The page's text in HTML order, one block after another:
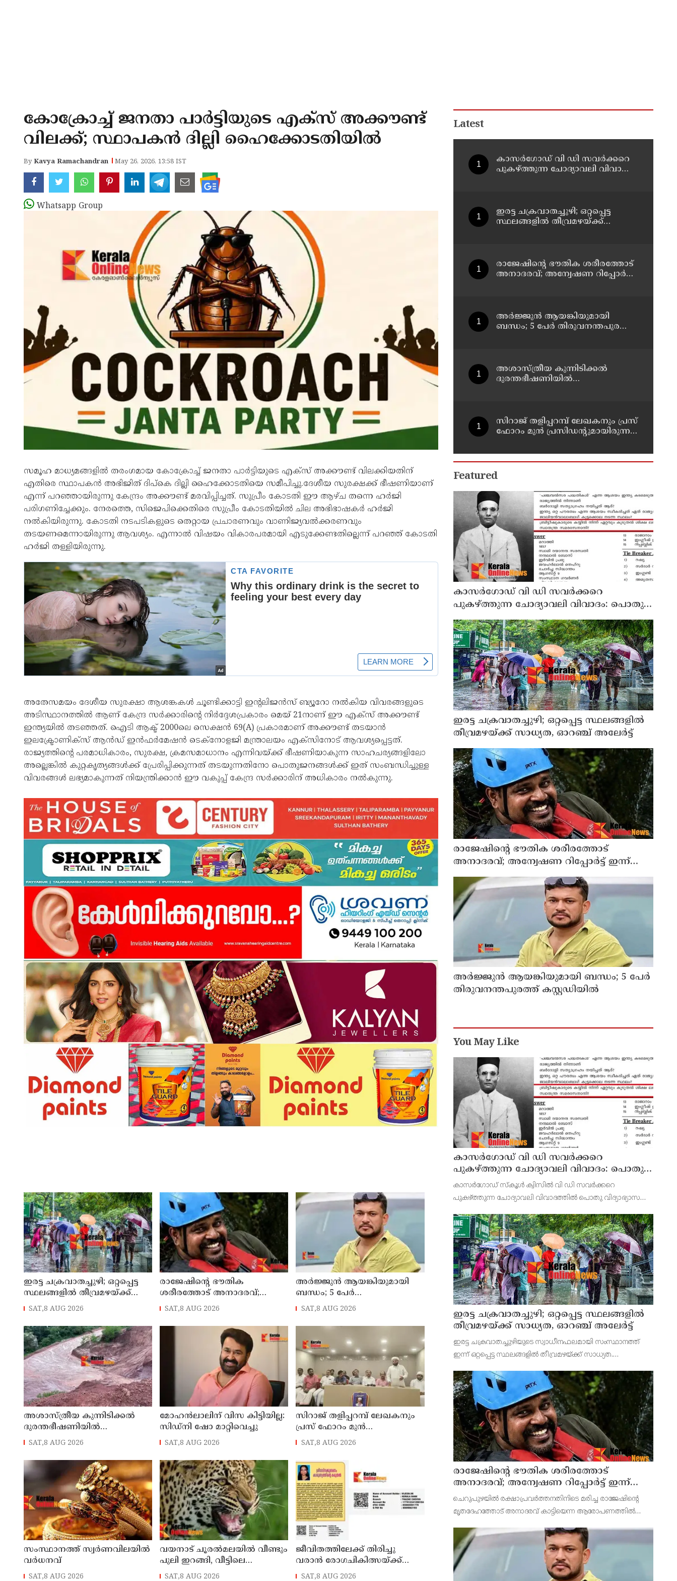
കോക്രോച്ച് ജനതാ പാർട്ടിയുടെ എക്സ് അക്കൗണ്ട്
വിലക്ക്; സ്ഥാപകൻ ദില്ലി ഹൈക്കോടതിയിൽ
ByKavya Ramachandran May 26, 2026, 13:58 IST
Whatsapp Group
സമൂഹ മാധ്യമങ്ങളിൽ തരംഗമായ കോക്രോച്ച് ജനതാ പാർട്ടിയുടെ എക്സ് അക്കൗണ്ട് വിലക്കിയതിന്
എതിരെ സ്ഥാപകൻ അഭിജിത് ദിപ്കെ ദില്ലി ഹൈക്കോടതിയെ സമീപിച്ചു.ദേശീയ സുരക്ഷക്ക് ഭീഷണിയാണ്
എന്ന് പറഞ്ഞായിരുന്നു കേന്ദ്രം അക്കൗണ്ട് മരവിപ്പിച്ചത്. സുപ്രീം കോടതി ഈ ആഴ്ച തന്നെ ഹർജി
പരിഗണിച്ചേക്കും. നേരത്തെ, സിജെപിക്കെതിരെ സുപ്രീം കോടതിയിൽ ചില അഭിഭാഷകർ ഹർജി
നൽകിയിരുന്നു. കോടതി നടപടികളുടെ തെറ്റായ പ്രചാരണവും വാണിജ്യവൽക്കരണവും
തടയണമെന്നായിരുന്നു ആവശ്യം. എന്നാൽ വിഷയം വികാരപരമായി എടുക്കേണ്ടതില്ലെന്ന് പറഞ്ഞ് കോടതി
ഹർജി തള്ളിയിരുന്നു.
അതേസമയം ദേശീയ സുരക്ഷാ ആശങ്കകൾ ചൂണ്ടിക്കാട്ടി ഇന്റലിജൻസ് ബ്യൂറോ നൽകിയ വിവരങ്ങളുടെ
അടിസ്ഥാനത്തിൽ ആണ് കേന്ദ്ര സർക്കാരിന്റെ നിർദ്ദേശപ്രകാരം മെയ് 21നാണ് ഈ എക്സ് അക്കൗണ്ട്
ഇന്ത്യയിൽ തടഞ്ഞത്. ഐടി ആക്ട് 2000ലെ സെക്ഷൻ 69(A) പ്രകാരമാണ് അക്കൗണ്ട് തടയാൻ
ഇലക്ട്രോണിക്സ് ആൻഡ് ഇൻഫർമേഷൻ ടെക്നോളജി മന്ത്രാലയം എക്സിനോട് ആവശ്യപ്പെട്ടത്.
രാജ്യത്തിന്റെ പരമാധികാരം, സുരക്ഷ, ക്രമസമാധാനം എന്നിവയ്ക്ക് ഭീഷണിയാകുന്ന സാഹചര്യങ്ങളിലോ
അല്ലെങ്കിൽ കുറ്റകൃത്യങ്ങൾക്ക് പ്രേരിപ്പിക്കുന്നത് തടയുന്നതിനോ പൊതുജനങ്ങൾക്ക് ഇത് സംബന്ധിച്ചുള്ള
വിവരങ്ങൾ ലഭ്യമാകുന്നത് നിയന്ത്രിക്കാൻ ഈ വകുപ്പ് കേന്ദ്ര സർക്കാരിന് അധികാരം നൽകുന്നു.
ഇരട്ട ചക്രവാതച്ചുഴി; ഒറ്റപ്പെട്ട
സ്ഥലങ്ങളില്‍ തീവ്രമഴയ്ക്ക്
സാധ്യത, ഓറഞ്ച് അലേർട്ട്
SAT,8 AUG 2026
രാജേഷിന്റെ ഭൗതിക
ശരീരത്തോട് അനാദരവ്;
അന്വേഷണ റിപ്പോര്‍ട്ട് ഇന്ന്
SAT,8 AUG 2026
അർജ്ജുൻ ആയങ്കിയുമായി
ബന്ധം; 5 പേർ
തിരുവനന്തപുരത്ത്
SAT,8 AUG 2026
അശാസ്ത്രീയ കുന്നിടിക്കൽ
ദുരന്തഭീഷണിയിൽ
കണ്ണാടിച്ചാലിലെ കുടുംബങ്ങൾ
SAT,8 AUG 2026
മോഹൻലാലിന് വിസ കിട്ടിയില്ല:
സിഡ്നി ഷോ മാറ്റിവെച്ചു
SAT,8 AUG 2026
സിറാജ് തളിപ്പറമ്പ് ലേഖകനും
പ്രസ് ഫോറം മുൻ
പ്രസിഡൻ്റുമായിരുന്ന അലി
മൊഗ്രാലിൻ്റെ വിയോഗത്തിൽ
സർവ്വകക്ഷി അനുസ്മരണം
നടത്തി
SAT,8 AUG 2026
സംസ്ഥാനത്ത് സ്വർണവിലയിൽ
വർധനവ്
SAT,8 AUG 2026
വയനാട് ചൂരൽമലയിൽ വീണ്ടും
പുലി ഇറങ്ങി, വീട്ടിലെ
വളർത്തുനായയെ പുലി പിടിച്ചു
SAT,8 AUG 2026
ജീവിതത്തിലേക്ക് തിരിച്ചു
വരാൻ രോഗചികിത്സയ്ക്ക്
വേണം 30 ലക്ഷം ശ്രീദേവ്നക്കു
SAT,8 AUG 2026
Latest
കാസർഗോഡ് വി ഡി സവർക്കറെ
പുകഴ്ത്തുന്ന ചോദ്യാവലി വിവാദം:
ഇരട്ട ചക്രവാതച്ചുഴി; ഒറ്റപ്പെട്ട
സ്ഥലങ്ങളില്‍ തീവ്രമഴയ്ക്ക്
രാജേഷിന്റെ ഭൗതിക ശരീരത്തോട്
അനാദരവ്; അന്വേഷണ റിപ്പോര്‍ട്ട്
അർജ്ജുൻ ആയങ്കിയുമായി
ബന്ധം; 5 പേർ തിരുവനന്തപുരത്ത്
അശാസ്ത്രീയ കുന്നിടിക്കൽ
ദുരന്തഭീഷണിയിൽ
സിറാജ് തളിപ്പറമ്പ് ലേഖകനും പ്രസ്
ഫോറം മുൻ പ്രസിഡൻ്റുമായിരുന്ന
സർവ്വകക്ഷി അനുസ്മരണം
നടത്തി
Featured
കാസർഗോഡ് വി ഡി സവർക്കറെ
പുകഴ്ത്തുന്ന ചോദ്യാവലി വിവാദം: പൊതു
വിദ്യാഭ്യാസ ഡയറക്ടറോട് റിപ്പോർട്ട് തേടി
വിദ്യാഭ്യാസ മന്ത്രി
ഇരട്ട ചക്രവാതച്ചുഴി; ഒറ്റപ്പെട്ട സ്ഥലങ്ങളില്‍
തീവ്രമഴയ്ക്ക് സാധ്യത, ഓറഞ്ച് അലേർട്ട്
രാജേഷിന്റെ ഭൗതിക ശരീരത്തോട്
അനാദരവ്; അന്വേഷണ റിപ്പോര്‍ട്ട് ഇന്ന്
ജില്ലാ കളക്ടര്‍ക്ക് കൈമാറും
അർജ്ജുൻ ആയങ്കിയുമായി ബന്ധം; 5 പേർ
തിരുവനന്തപുരത്ത് കസ്റ്റഡിയിൽ
You May Like
കാസർഗോഡ് വി ഡി സവർക്കറെ
പുകഴ്ത്തുന്ന ചോദ്യാവലി വിവാദം: പൊതു
വിദ്യാഭ്യാസ ഡയറക്ടറോട് റിപ്പോർട്ട് തേടി
വിദ്യാഭ്യാസ മന്ത്രി
കാസർഗോഡ് സ്‌കൂൾ ക്വിസിൽ വി ഡി സവർക്കറെ
പുകഴ്ത്തുന്ന ചോദ്യാവലി വിവാദത്തിൽ പൊതു വിദ്യാഭ്യാസ
ചോദ്യാവലി വിവാദത്തിൽ കാസർകോട് ജില്ലാ വിദ്യാഭ്യാസ ഉപ
ഇരട്ട ചക്രവാതച്ചുഴി; ഒറ്റപ്പെട്ട സ്ഥലങ്ങളില്‍
തീവ്രമഴയ്ക്ക് സാധ്യത, ഓറഞ്ച് അലേർട്ട്
ഇരട്ട ചക്രവാതച്ചുഴിയുടെ സ്വാധീനഫലമായി സംസ്ഥാനത്ത്
ഇന്ന് ഒറ്റപ്പെട്ട സ്ഥലങ്ങളില്‍ തീവ്രമഴയ്ക്ക് സാധ്യത.
കണ്ണൂര്‍, കാസര്‍കോട് ജില്ലകളിലാണ് ഇന്ന് തീവ്ര
രാജേഷിന്റെ ഭൗതിക ശരീരത്തോട്
അനാദരവ്; അന്വേഷണ റിപ്പോര്‍ട്ട് ഇന്ന്
ജില്ലാ കളക്ടര്‍ക്ക് കൈമാറും
ചെറുപുഴയില്‍ രക്ഷാപ്രവര്‍ത്തനതിനിടെ മരിച്ച രാജേഷിന്റെ
മൃതദേഹത്തോട് അനാദരവ് കാട്ടിയെന്ന ആരോപണത്തില്‍